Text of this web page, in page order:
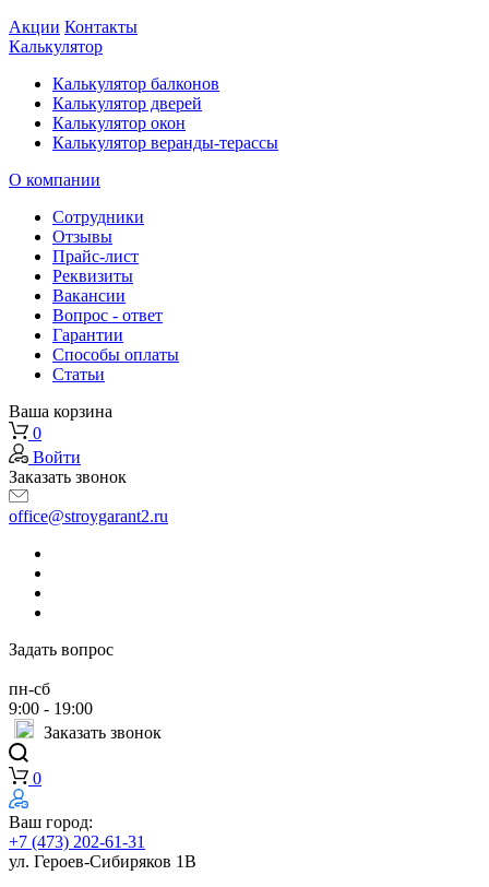
Акции Контакты
Калькулятор
Калькулятор балконов
Калькулятор дверей
Калькулятор окон
Калькулятор веранды-терассы
О компании
Сотрудники
Отзывы
Прайс-лист
Реквизиты
Вакансии
Вопрос - ответ
Гарантии
Способы оплаты
Статьи
Ваша корзина
0
Войти
Заказать звонок
office@stroygarant2.ru
Задать вопрос
пн-сб
9:00 - 19:00
Заказать звонок
0
Ваш город:
+7 (473) 202-61-31
ул. Героев-Сибиряков 1В